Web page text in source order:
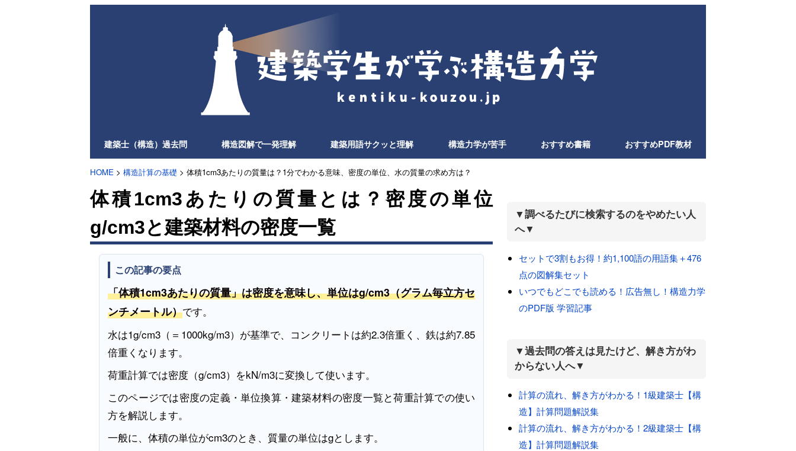
建築士（構造）過去問 構造図解で一発理解 建築用語サクッと理解 構造力学が苦手 おすすめ書籍 おすすめPDF教材
HOME > 構造計算の基礎 > 体積1cm3あたりの質量は？1分でわかる意味、密度の単位、水の質量の求め方は？
体積1cm3あたりの質量とは？密度の単位
g/cm3と建築材料の密度一覧
この記事の要点
「体積1cm3あたりの質量」は密度を意味し、単位はg/cm3（グラム毎立方セ
ンチメートル）です。
水は1g/cm3（＝1000kg/m3）が基準で、コンクリートは約2.3倍重く、鉄は約7.85
倍重くなります。
荷重計算では密度（g/cm3）をkN/m3に変換して使います。
このページでは密度の定義・単位換算・建築材料の密度一覧と荷重計算での使い
方を解説します。
一般に、体積の単位がcm3のとき、質量の単位はgとします。
▼調べるたびに検索するのをやめたい人
へ▼
セットで3割もお得！約1,100語の用語集＋476
点の図解集セット
いつでもどこでも読める！広告無し！構造力学
のPDF版 学習記事
▼過去問の答えは見たけど、解き方がわ
からない人へ▼
計算の流れ、解き方がわかる！1級建築士【構
造】計算問題解説集
計算の流れ、解き方がわかる！2級建築士【構
造】計算問題解説集